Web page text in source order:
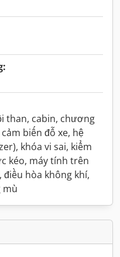
than, cabin, chương
biến đỗ xe, hệ
khóa vi sai, kiểm
kéo, máy tính trên
hòa không khí,
mù